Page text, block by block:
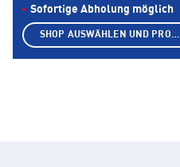
Sofortige Abholung möglich
SHOP AUSWÄHLEN UND PRODUKTE ANZEIGEN